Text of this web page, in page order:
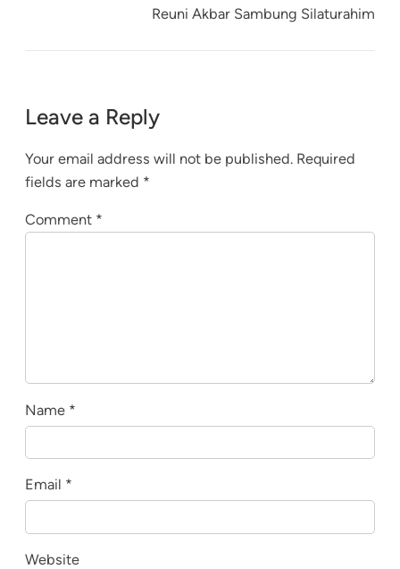
Reuni Akbar Sambung Silaturahim
Leave a Reply
Your email address will not be published. Required
fields are marked *
Comment *
Name *
Email *
Website